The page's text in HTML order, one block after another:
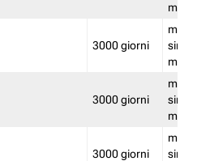
3000 giorni
3000 giorni
3000 giorni